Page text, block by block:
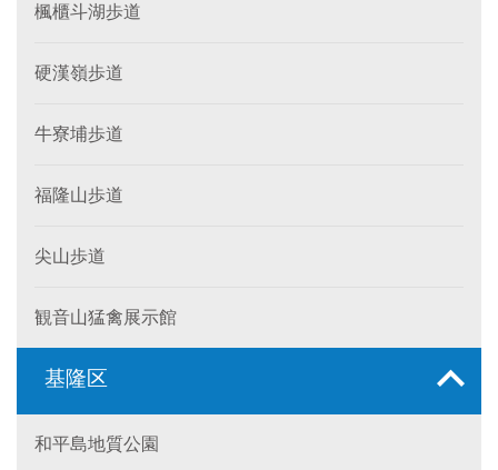
楓櫃斗湖歩道
硬漢嶺歩道
牛寮埔歩道
福隆山歩道
尖山歩道
観音山猛禽展示館
基隆区
和平島地質公園